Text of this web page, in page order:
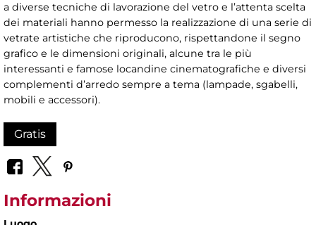
a diverse tecniche di lavorazione del vetro e l’attenta scelta
dei materiali hanno permesso la realizzazione di una serie di
vetrate artistiche che riproducono, rispettandone il segno
grafico e le dimensioni originali, alcune tra le più
interessanti e famose locandine cinematografiche e diversi
complementi d’arredo sempre a tema (lampade, sgabelli,
mobili e accessori).
Gratis
Informazioni